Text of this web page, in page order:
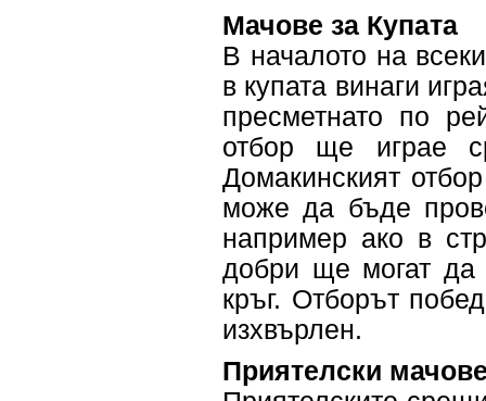
Мачове за Купата
В началото на
в купата винаги
пресметнато по
отбор ще играе
Домакинският
може да бъде
например ако в
добри ще могат да
кръг. Отборът
изхвърлен.
Приятелски